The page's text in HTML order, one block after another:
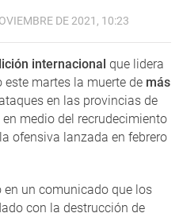
DE 2021, 10:23
internacional que lidera
martes la muerte de más
en las provincias de
en medio del recrudecimiento
ofensiva lanzada en febrero
un comunicado que los
con la destrucción de